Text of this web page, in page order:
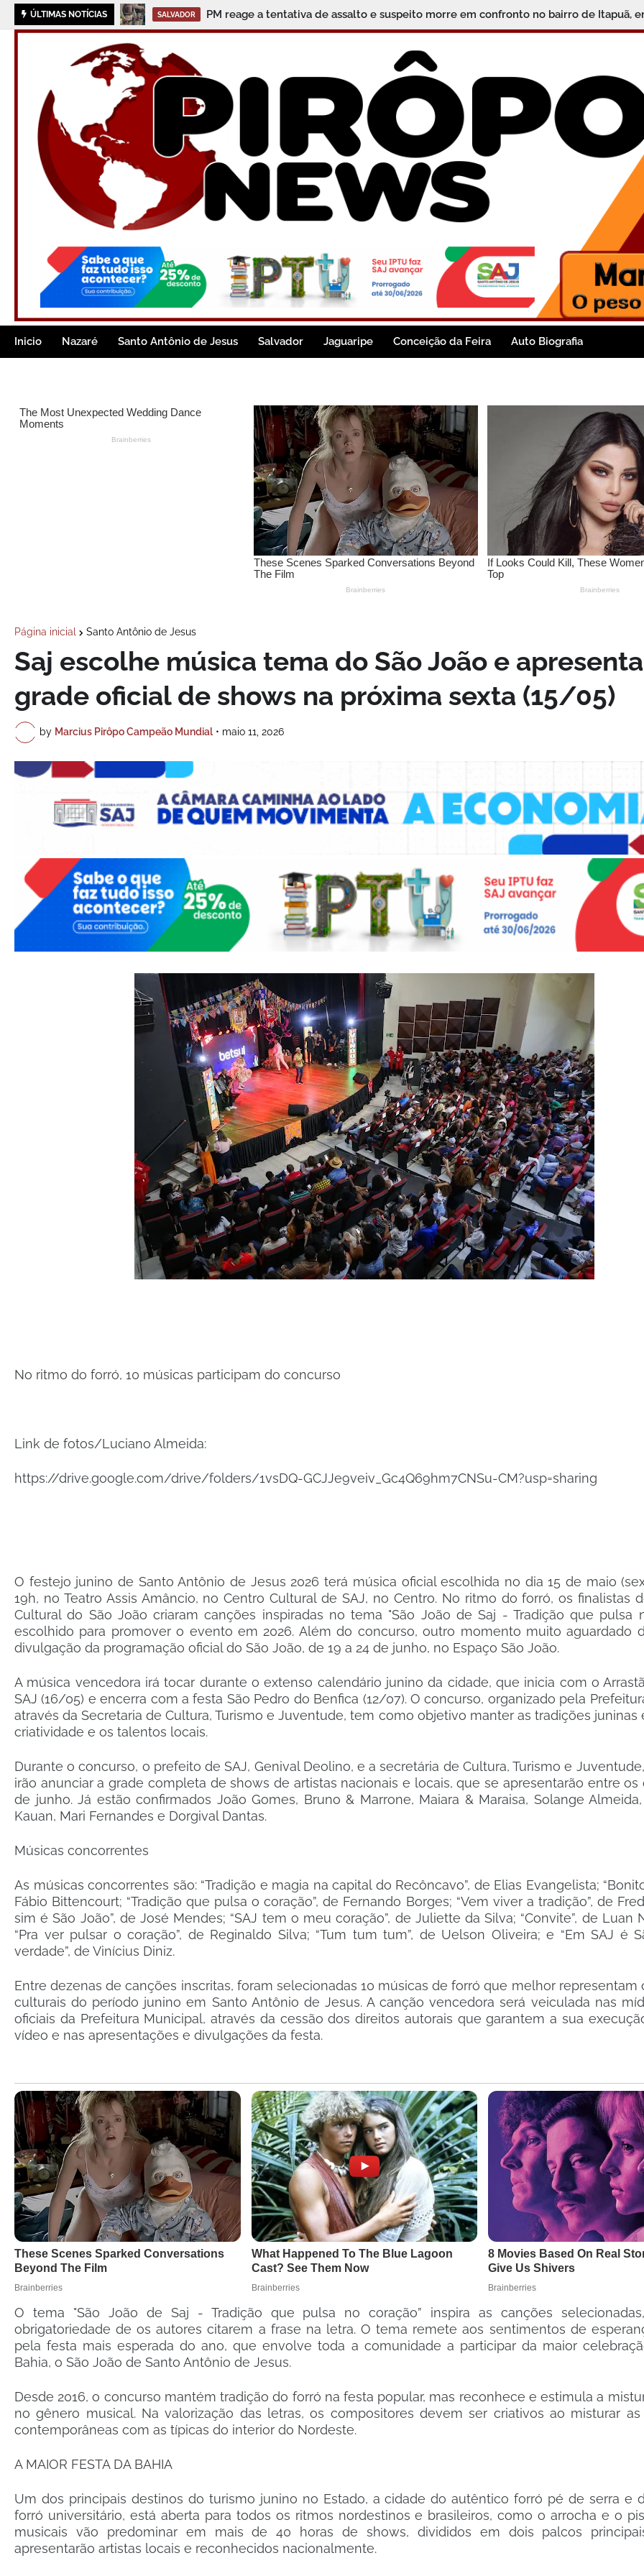
ÚLTIMAS NOTÍCIAS SALVADOR PM reage a tentativa de assalto e suspeito morre em confronto no bairro de Itapuã,
Inicio Nazaré Santo Antônio de Jesus Salvador Jaguaripe Conceição da Feira Auto Biografia
Página inicial Santo Antônio de Jesus
Saj escolhe música tema do São João e
grade oficial de shows na próxima sexta (15/05)
by Marcius Pirôpo Campeão Mundial • maio 11, 2026
No ritmo do forró, 10 músicas participam do concurso
Link de fotos/Luciano Almeida:
https://drive.google.com/drive/folders/1vsDQ-GCJJe9veiv_Gc4Q69hm7CNSu-CM?usp=sharing
O festejo junino de Santo Antônio de Jesus 2026 terá música oficial escolhida no dia 15 de maio
19h, no Teatro Assis Amâncio, no Centro Cultural de SAJ, no Centro. No ritmo do forró, os finalistas
Cultural do São João criaram canções inspiradas no tema "São João de Saj - Tradição que pulsa
escolhido para promover o evento em 2026. Além do concurso, outro momento muito aguardado
divulgação da programação oficial do São João, de 19 a 24 de junho, no Espaço São João.
A música vencedora irá tocar durante o extenso calendário junino da cidade, que inicia com o
SAJ (16/05) e encerra com a festa São Pedro do Benfica (12/07). O concurso, organizado pela
através da Secretaria de Cultura, Turismo e Juventude, tem como objetivo manter as tradições juninas
criatividade e os talentos locais.
Durante o concurso, o prefeito de SAJ, Genival Deolino, e a secretária de Cultura, Turismo e
irão anunciar a grade completa de shows de artistas nacionais e locais, que se apresentarão entre os
de junho. Já estão confirmados João Gomes, Bruno & Marrone, Maiara & Maraisa, Solange
Kauan, Mari Fernandes e Dorgival Dantas.
Músicas concorrentes
As músicas concorrentes são: “Tradição e magia na capital do Recôncavo”, de Elias Evangelista;
Fábio Bittencourt; “Tradição que pulsa o coração”, de Fernando Borges; “Vem viver a tradição”, de
sim é São João”, de José Mendes; “SAJ tem o meu coração”, de Juliette da Silva; “Convite”, de Luan
“Pra ver pulsar o coração”, de Reginaldo Silva; “Tum tum tum”, de Uelson Oliveira; e “Em SAJ é
verdade”, de Vinícius Diniz.
Entre dezenas de canções inscritas, foram selecionadas 10 músicas de forró que melhor representam
culturais do período junino em Santo Antônio de Jesus. A canção vencedora será veiculada nas
oficiais da Prefeitura Municipal, através da cessão dos direitos autorais que garantem a sua
vídeo e nas apresentações e divulgações da festa.
O tema "São João de Saj - Tradição que pulsa no coração” inspira as canções
obrigatoriedade de os autores citarem a frase na letra. O tema remete aos sentimentos de
pela festa mais esperada do ano, que envolve toda a comunidade a participar da maior
Bahia, o São João de Santo Antônio de Jesus.
Desde 2016, o concurso mantém tradição do forró na festa popular, mas reconhece e estimula a
no gênero musical. Na valorização das letras, os compositores devem ser criativos ao misturar as
contemporâneas com as típicas do interior do Nordeste.
A MAIOR FESTA DA BAHIA
Um dos principais destinos do turismo junino no Estado, a cidade do autêntico forró pé de serra e
forró universitário, está aberta para todos os ritmos nordestinos e brasileiros, como o arrocha e o
musicais vão predominar em mais de 40 horas de shows, divididos em dois palcos
apresentarão artistas locais e reconhecidos nacionalmente.